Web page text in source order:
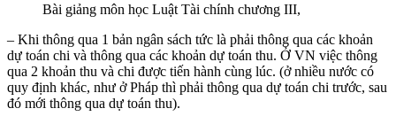
Bài giảng môn học Luật Tài chính chương III,
– Khi thông qua 1 bản ngân sách tức là phải thông qua các khoản
dự toán chi và thông qua các khoản dự toán thu. Ở VN việc thông
qua 2 khoản thu và chi được tiến hành cùng lúc. (ở nhiều nước có
quy định khác, như ở Pháp thì phải thông qua dự toán chi trước, sau
đó mới thông qua dự toán thu).